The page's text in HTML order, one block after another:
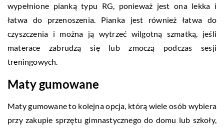
wypełnione pianką typu RG, ponieważ jest ona lekka i
łatwa do przenoszenia. Pianka jest również łatwa do
czyszczenia i można ją wytrzeć wilgotną szmatką, jeśli
materace zabrudzą się lub zmoczą podczas sesji
treningowych.
Maty gumowane
Maty gumowane to kolejna opcja, którą wiele osób wybiera
przy zakupie sprzętu gimnastycznego do domu lub szkoły,